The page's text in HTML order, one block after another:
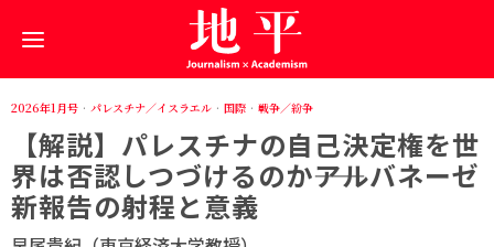
2026年1月号 · パレスチナ／イスラエル · 国際 · 戦争／紛争
【解説】パレスチナの自己決定権を世
界は否認しつづけるのか――アルバネーゼ
新報告の射程と意義